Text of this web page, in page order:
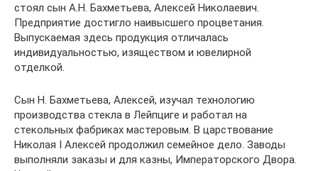
стоял сын А.Н. Бахметьева, Алексей Николаевич.
Предприятие достигло наивысшего процветания.
Выпускаемая здесь продукция отличалась
индивидуальностью, изяществом и ювелирной
отделкой.
Сын Н. Бахметьева, Алексей, изучал технологию
производства стекла в Лейпциге и работал на
стекольных фабриках мастеровым. В царствование
Николая I Алексей продолжил семейное дело. Заводы
выполняли заказы и для казны, Императорского Двора.